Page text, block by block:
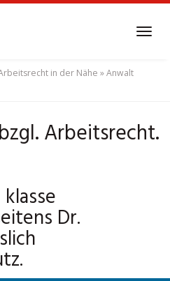
in der Nähe »Anwalt
Arbeitsrecht.
Dr.